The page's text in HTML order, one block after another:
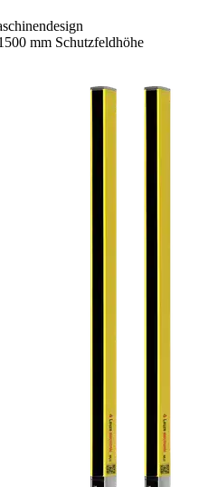
mm Schutzfeldhöhe